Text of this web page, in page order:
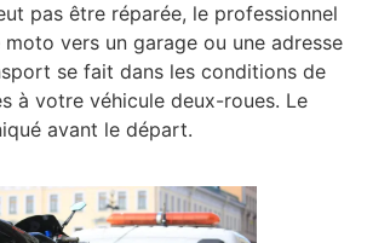
pas être réparée, le professionnel
vers un garage ou une adresse
se fait dans les conditions de
à votre véhicule deux-roues. Le
avant le départ.